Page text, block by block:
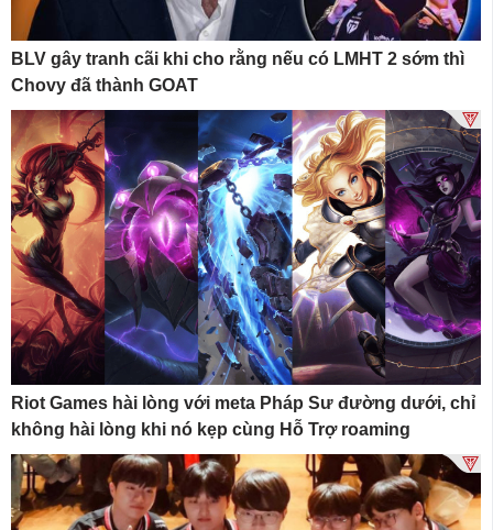
BLV gây tranh cãi khi cho rằng nếu có LMHT 2 sớm thì
Chovy đã thành GOAT
Riot Games hài lòng với meta Pháp Sư đường dưới, chỉ
không hài lòng khi nó kẹp cùng Hỗ Trợ roaming